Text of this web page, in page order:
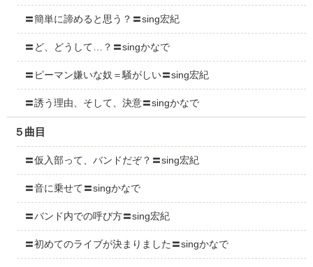
〓簡単に諦めると思う？〓sing宏紀
〓ど、どうして…？〓singかなで
〓ピーマン嫌いな奴＝騒がしい〓sing宏紀
〓誘う理由、そして、決意〓singかなで
５曲目
〓仮入部って、バンドだぞ？〓sing宏紀
〓音に乗せて〓singかなで
〓バンド内での呼び方〓sing宏紀
〓初めてのライブが決まりました〓singかなで